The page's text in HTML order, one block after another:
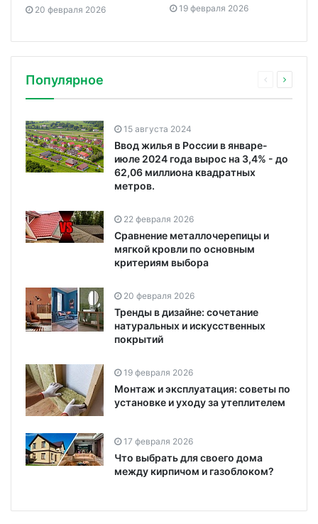
20 февраля 2026 19 февраля 2026
Популярное
15 августа 2024
Ввод жилья в России в январе-
июле 2024 года вырос на 3,4% - до
62,06 миллиона квадратных
метров.
22 февраля 2026
Сравнение металлочерепицы и
мягкой кровли по основным
критериям выбора
20 февраля 2026
Тренды в дизайне: сочетание
натуральных и искусственных
покрытий
19 февраля 2026
Монтаж и эксплуатация: советы по
установке и уходу за утеплителем
17 февраля 2026
Что выбрать для своего дома
между кирпичом и газоблоком?